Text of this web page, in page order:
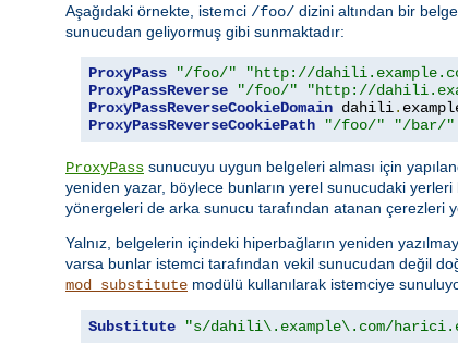
Aşağıdaki örnekte, istemci /foo/ dizini altından bir
sunucudan geliyormuş gibi sunmaktadır:
ProxyPass "/foo/"
"http://
ProxyPassReverse
"/foo/"
"http://
ProxyPassReverseCookieDomain dahili.
ProxyPassReverseCookiePath
"/foo/" "/bar/"
ProxyPass sunucuyu uygun belgeleri alması için
yeniden yazar, böylece bunların yerel sunucudaki
yönergeleri de arka sunucu tarafından atanan çerezleri
Yalnız, belgelerin içindeki hiperbağların yeniden
varsa bunlar istemci tarafından vekil sunucudan değil
mod_substitute modülü kullanılarak istemciye
Substitute "s/dahili\.example\.com/